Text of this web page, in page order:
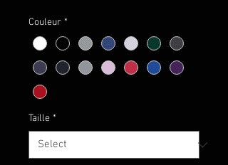
Couleur *
Taille *